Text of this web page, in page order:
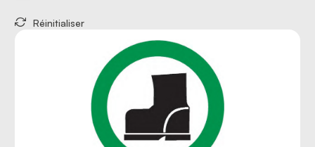
Réinitialiser